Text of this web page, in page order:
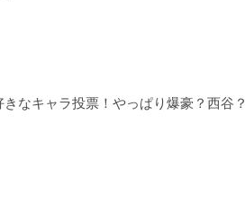
なキャラ投票！やっぱり爆豪？西谷？